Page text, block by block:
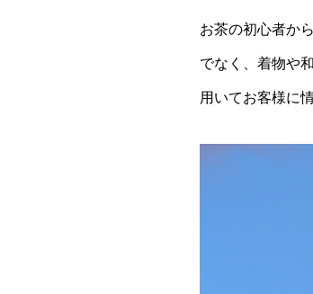
お茶の初心者か
でなく、着物や
用いてお客様に